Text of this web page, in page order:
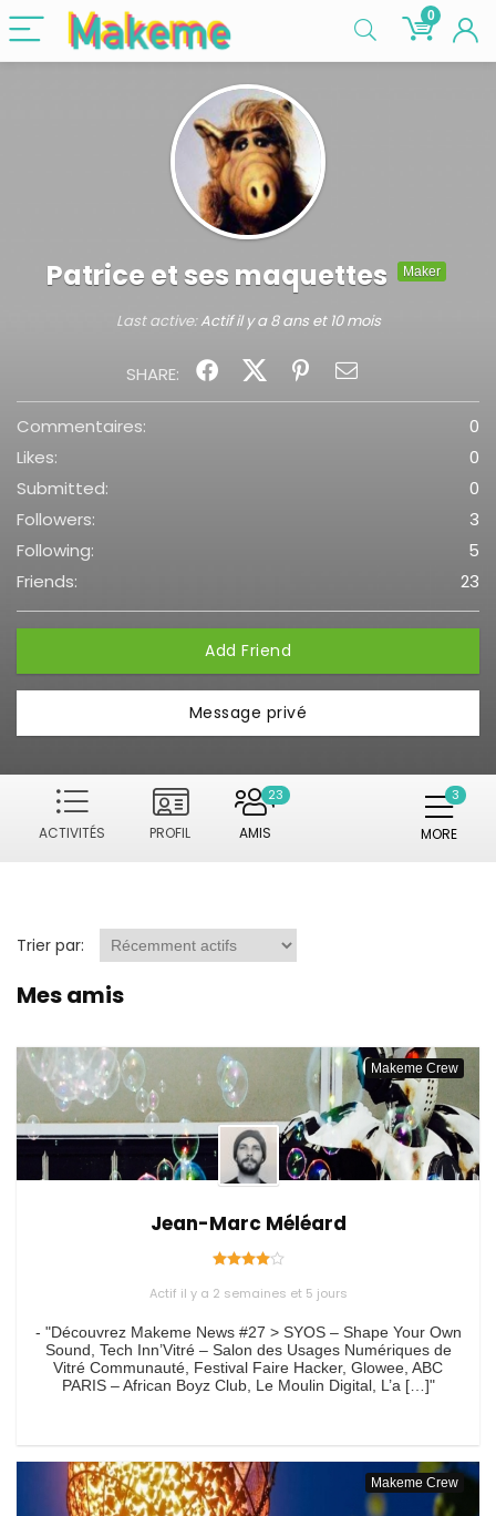
0
Patrice et ses maquettes Maker
Last active:Actif il y a 8 ans et 10 mois
SHARE:
Commentaires:
0
Likes:
0
Submitted:
0
Followers:
3
Following:
5
Friends:
23
Add Friend
Message privé
ACTIVITÉS PROFIL AMIS
23
MORE
Trier par:
Mes amis
Makeme Crew
Jean-Marc Méléard
Actif il y a 2 semaines et 5 jours
- "Découvrez Makeme News #27 > SYOS – Shape Your Own
Sound, Tech Inn’Vitré – Salon des Usages Numériques de
Vitré Communauté, Festival Faire Hacker, Glowee, ABC
PARIS – African Boyz Club, Le Moulin Digital, L’a […]"
Makeme Crew